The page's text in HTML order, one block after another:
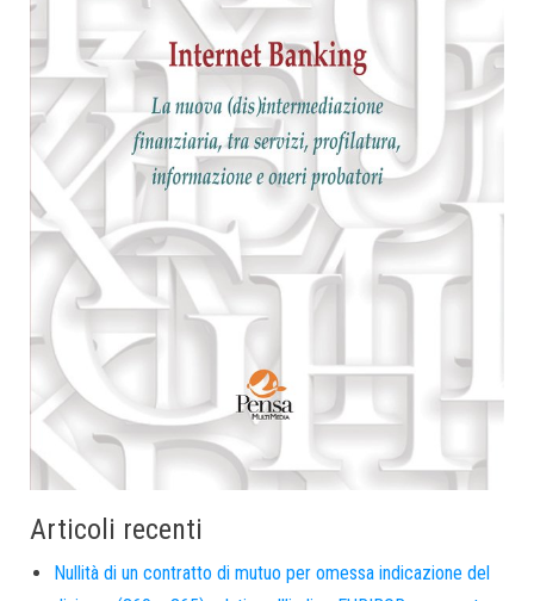
Articoli recenti
Nullità di un contratto di mutuo per omessa indicazione del